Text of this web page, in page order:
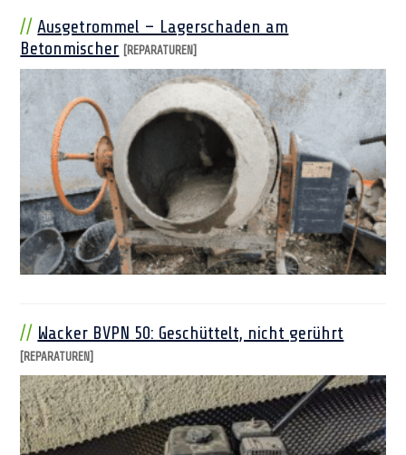
Ausgetrommel – Lagerschaden am
Betonmischer
[REPARATUREN]
Wacker BVPN 50: Geschüttelt, nicht gerührt
[REPARATUREN]